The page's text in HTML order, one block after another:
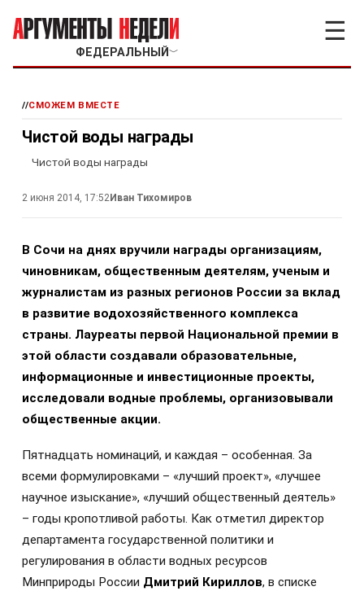
ФЕДЕРАЛЬНЫЙ ﹀
☰
//СМОЖЕМ ВМЕСТЕ
Чистой воды награды
Чистой воды награды
2 июня 2014, 17:52Иван Тихомиров
В Сочи на днях вручили награды организациям,
чиновникам, общественным деятелям, ученым и
журналистам из разных регионов России за вклад
в развитие водохозяйственного комплекса
страны. Лауреаты первой Национальной премии в
этой области создавали образовательные,
информационные и инвестиционные проекты,
исследовали водные проблемы, организовывали
общественные акции.
Пятнадцать номинаций, и каждая – особенная. За
всеми формулировками – «лучший проект», «лучшее
научное изыскание», «лучший общественный деятель»
– годы кропотливой работы. Как отметил директор
департамента государственной политики и
регулирования в области водных ресурсов
Минприроды России Дмитрий Кириллов, в списке